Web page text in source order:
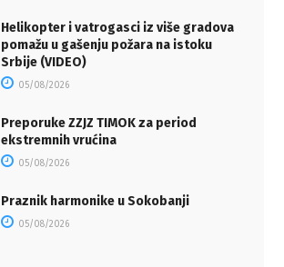
Helikopter i vatrogasci iz više gradova
pomažu u gašenju požara na istoku
Srbije (VIDEO)
05/08/2026
Preporuke ZZJZ TIMOK za period
ekstremnih vrućina
05/08/2026
Praznik harmonike u Sokobanji
05/08/2026